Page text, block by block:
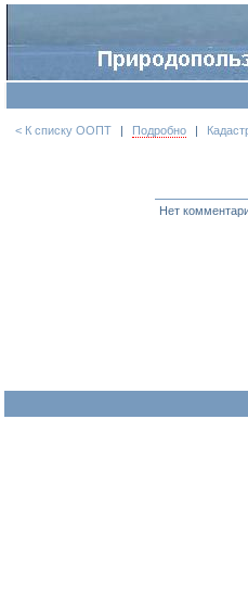
< К списку ООПТ | Подробно |
Нет